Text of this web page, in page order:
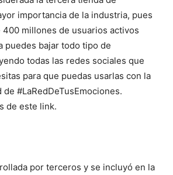
importancia de la industria, pues
400 millones de usuarios activos
puedes bajar todo tipo de
todas las redes sociales que
para que puedas usarlas con la
#LaRedDeTusEmociones.
de este link.
por terceros y se incluyó en la